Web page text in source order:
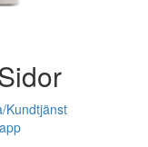
Kundtjänst